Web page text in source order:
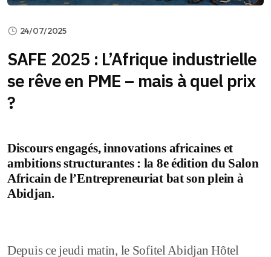
24/07/2025
SAFE 2025 : L’Afrique industrielle
se rêve en PME – mais à quel prix
?
Discours engagés, innovations africaines et
ambitions structurantes : la 8e édition du Salon
Africain de l’Entrepreneuriat bat son plein à
Abidjan.
Depuis ce jeudi matin, le Sofitel Abidjan Hôtel